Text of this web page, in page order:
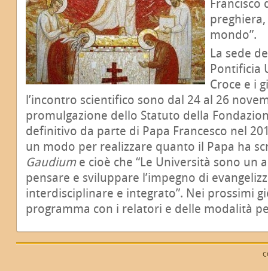
Francisco
mondo”.
La sede
Pontificia
Croce e i
l’incontro scientifico sono dal 24 al 26
promulgazione dello Statuto della
definitivo da parte di Papa Francesco nel
un modo per realizzare quanto il Papa ha
Gaudiume cioè che “Le Università sono un
pensare e sviluppare l’impegno di
interdisciplinare e integrato”. Nei prossimi
programma con i relatori e delle modalità